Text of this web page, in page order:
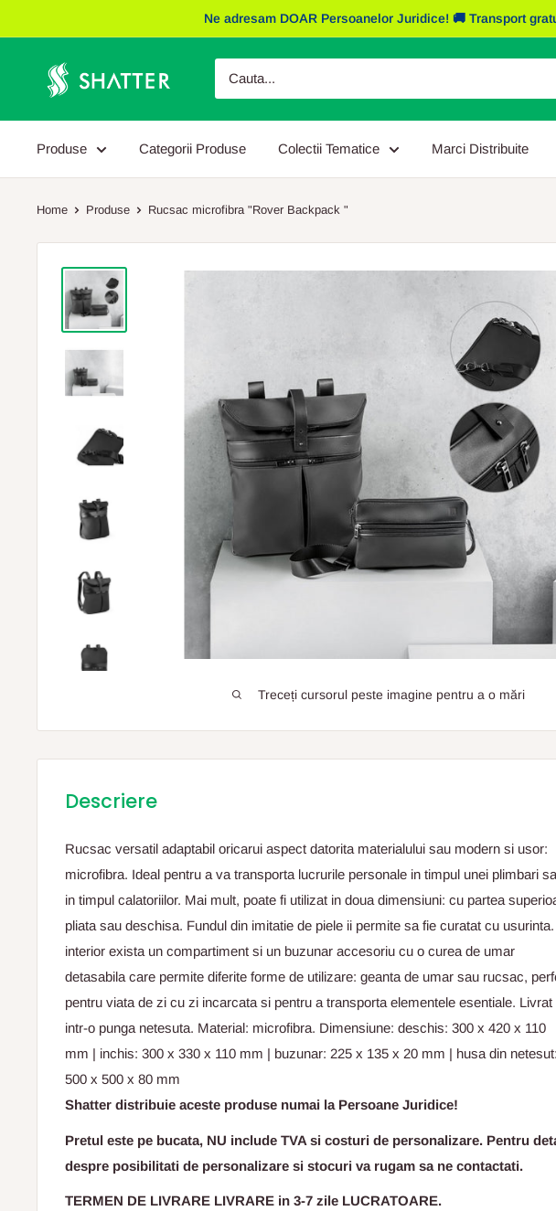
la
Ne adresam DOAR Persoanelor Juridice! 🚚 Transport
Obiecte
Promotionale
Shatter
Produse Categorii Produse Colectii Tematice Marci Distribuite
Home Produse Rucsac microfibra "Rover Backpack "
Treceți cursorul peste imagine pentru a o mări
Descriere
Rucsac versatil adaptabil oricarui aspect datorita materialului sau modern si usor:
microfibra. Ideal pentru a va transporta lucrurile personale in timpul unei plimbari
in timpul calatoriilor. Mai mult, poate fi utilizat in doua dimensiuni: cu partea
pliata sau deschisa. Fundul din imitatie de piele ii permite sa fie curatat cu
interior exista un compartiment si un buzunar accesoriu cu o curea de umar
detasabila care permite diferite forme de utilizare: geanta de umar sau rucsac,
pentru viata de zi cu zi incarcata si pentru a transporta elementele esentiale. Livrat
intr-o punga netesuta. Material: microfibra. Dimensiune: deschis: 300 x 420 x 110
mm | inchis: 300 x 330 x 110 mm | buzunar: 225 x 135 x 20 mm | husa din netesut:
500 x 500 x 80 mm
Shatter distribuie aceste produse numai la Persoane Juridice!
Pretul este pe bucata, NU include TVA si costuri de personalizare. Pentru
despre posibilitati de personalizare si stocuri va rugam sa ne contactati.
TERMEN DE LIVRARE LIVRARE in 3-7 zile LUCRATOARE.